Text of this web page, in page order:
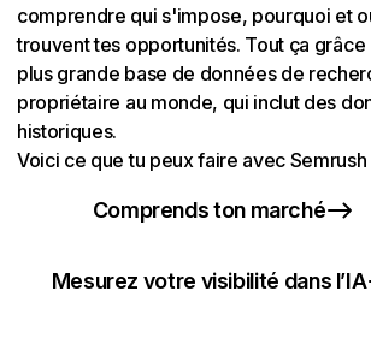
comprendre qui s'impose, pourquoi et
trouvent tes opportunités. Tout ça grâce
plus grande base de données de
propriétaire au monde, qui inclut des
historiques.
Voici ce que tu peux faire avec Semrush
Comprends ton marché
Mesurez votre visibilité dans l’IA